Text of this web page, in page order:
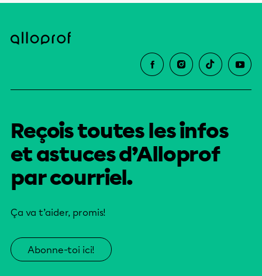
Reçois toutes les infos
et astuces d’Alloprof
par courriel.
Ça va t’aider, promis!
Abonne-toi ici!